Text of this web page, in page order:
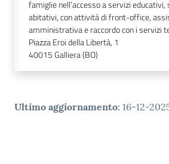
famiglie nell’accesso a servizi
abitativi, con attività di front-office,
amministrativa e raccordo con i servizi
Piazza Eroi della Libertà, 1
40015Galliera (BO)
Ultimo aggiornamento: 16-12-